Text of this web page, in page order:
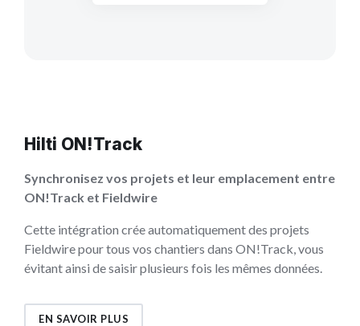
Hilti ON!Track
Synchronisez vos projets et leur emplacement entre
ON!Track et Fieldwire
Cette intégration crée automatiquement des projets
Fieldwire pour tous vos chantiers dans ON!Track, vous
évitant ainsi de saisir plusieurs fois les mêmes données.
EN SAVOIR PLUS